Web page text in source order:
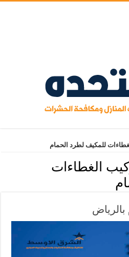
للمكيف لطرد الحمام
الغطاءات